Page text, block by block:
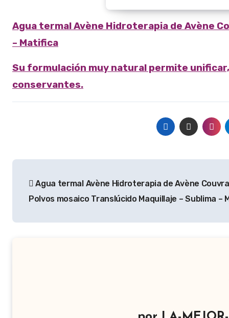
Agua termal Avène Hidroterapia de Avène
– Matifica
Su formulación muy natural permite
conservantes.
de Agua termal Avène Hidroterapia de Avène
Polvos mosaico Translúcido Maquillaje – Sublima –